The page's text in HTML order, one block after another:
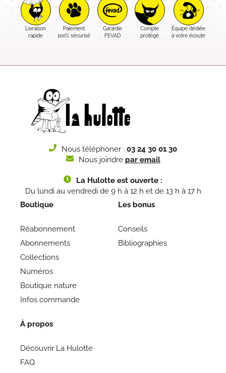
Livraison
rapide
Paiement
100% sécurisé
Garantie
FEVAD
Compte
protégé
Équipe dédiée
à votre écoute
Nous téléphoner : 03 24 30 01 30
Nous joindre par email
La Hulotte est ouverte :
Du lundi au vendredi de 9 h à 12 h et de 13 h à 17 h
Boutique
Réabonnement
Abonnements
Collections
Numéros
Boutique nature
Infos commande
Les bonus
Conseils
Bibliographies
À propos
Découvrir La Hulotte
FAQ